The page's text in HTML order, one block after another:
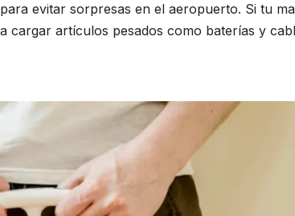
evitar sorpresas en el aeropuerto. Si tu
cargar artículos pesados como baterías y